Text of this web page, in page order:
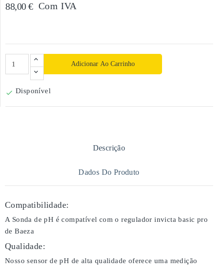
88,00 € Com IVA
Adicionar Ao Carrinho
 Disponível
Descrição
Dados Do Produto
Compatibilidade:
A Sonda de pH é compatível com o regulador invicta basic pro
de Baeza
Qualidade:
Nosso sensor de pH de alta qualidade oferece uma medição